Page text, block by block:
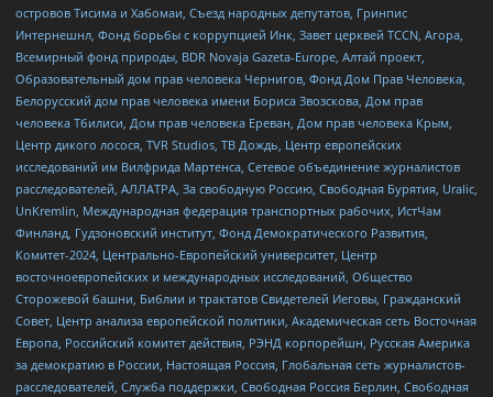
островов Тисима и Хабомаи, Съезд народных депутатов, Гринпис
Интернешнл, Фонд борьбы с коррупцией Инк, Завет церквей TCCN, Агора,
Всемирный фонд природы, BDR Novaja Gazeta-Europe, Алтай проект,
Образовательный дом прав человека Чернигов, Фонд Дом Прав Человека,
Белорусский дом прав человека имени Бориса Звозскова, Дом прав
человека Тбилиси, Дом прав человека Ереван, Дом прав человека Крым,
Центр дикого лосося, TVR Studios, ТВ Дождь, Центр европейских
исследований им Вилфрида Мартенса, Сетевое объединение журналистов
расследователей, АЛЛАТРА, За свободную Россию, Свободная Бурятия, Uralic,
UnKremlin, Международная федерация транспортных рабочих, ИстЧам
Финланд, Гудзоновский институт, Фонд Демократического Развития,
Комитет-2024, Центрально-Европейский университет, Центр
восточноевропейских и международных исследований, Общество
Сторожевой башни, Библии и трактатов Свидетелей Иеговы, Гражданский
Совет, Центр анализа европейской политики, Академическая сеть Восточная
Европа, Российский комитет действия, РЭНД корпорейшн, Русская Америка
за демократию в России, Настоящая Россия, Глобальная сеть журналистов-
расследователей, Служба поддержки, Свободная Россия Берлин, Свободная